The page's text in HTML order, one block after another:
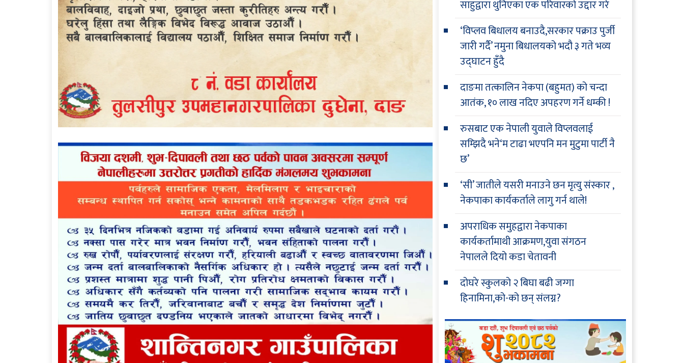
साहुद्वारा थुनिएका एक परिवारको उद्दार गरे
‘विप्लव बिधालय बनाउदै,सरकार पक्राउ पुर्जी
जारी गर्दै’ नमुना बिधालयको भदौ ३ गते भव्य
उद्घाटन हुँदै
दाङमा तत्कालिन नेकपा (बहुमत) को चन्दा
आतंक, १० लाख नदिए अपहरण गर्ने धम्की !
रुसबाट एक नेपाली युवाले विप्लवलाई
सम्झिदै भने‘म टाढा भएपनि मन मुटुमा पार्टी नै
छ’
‘सी’ जातीले यसरी मनाउने छन मृत्यु संस्कार ,
नेकपाका कार्यकर्ताले लागु गर्न थाले!
अपराधिक समुहद्वारा नेकपाका
कार्यकर्तामाथी आक्रमण,युवा संगठन
नेपालले दियो कडा चेतावनी
दोघरे स्कुलको २ बिघा बढी जग्गा
हिनामिना,को-को छन् संलग्न?